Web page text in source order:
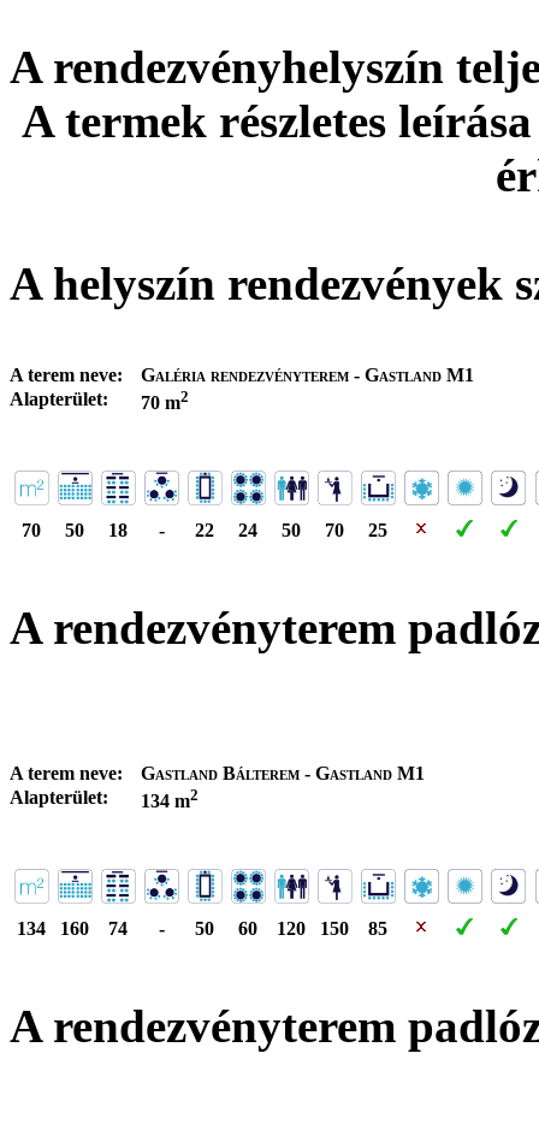
A rendezvényhelyszín
A termek részletes
A helyszín rendezvények
A terem neve:
Galéria rendezvényterem - Gastland M1
Alapterület:
70 m2
70 50 18 - 22 24 50 70 25
A rendezvényterem
A terem neve:
Gastland Bálterem - Gastland M1
Alapterület:
134 m2
134 160 74 - 50 60 120 150 85
A rendezvényterem